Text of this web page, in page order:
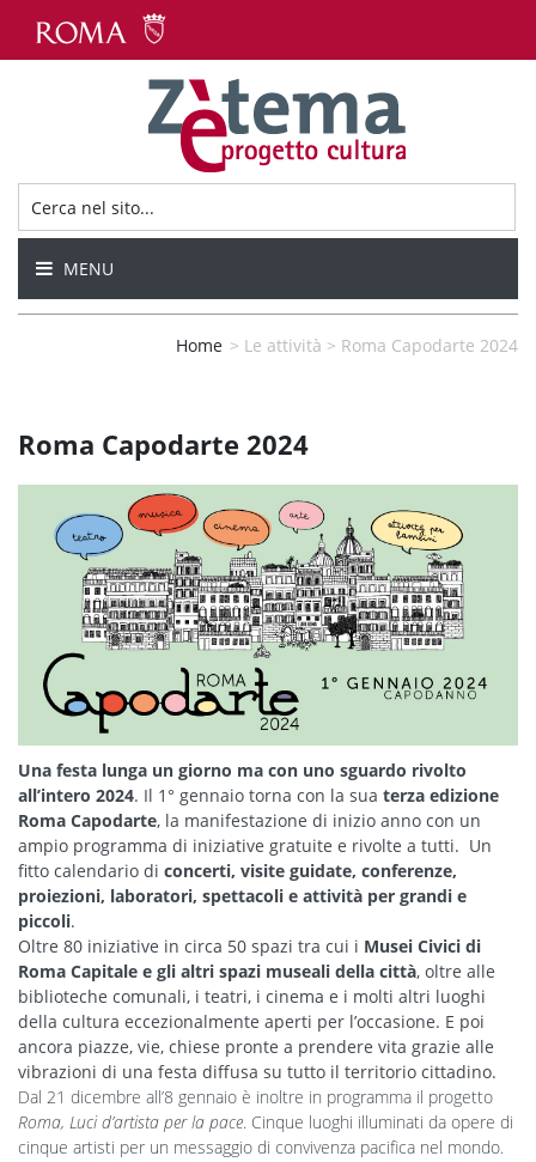
MENU
Home > Le attività > Roma Capodarte 2024
Roma Capodarte 2024
Una festa lunga un giorno ma con uno sguardo rivolto
all’intero 2024. Il 1° gennaio torna con la sua terza edizione
Roma Capodarte, la manifestazione di inizio anno con un
ampio programma di iniziative gratuite e rivolte a tutti. Un
fitto calendario di concerti, visite guidate, conferenze,
proiezioni, laboratori, spettacoli e attività per grandi e
piccoli.
Oltre 80 iniziative in circa 50 spazi tra cui i Musei Civici di
Roma Capitale e gli altri spazi museali della città, oltre alle
biblioteche comunali, i teatri, i cinema e i molti altri luoghi
della cultura eccezionalmente aperti per l’occasione. E poi
ancora piazze, vie, chiese pronte a prendere vita grazie alle
vibrazioni di una festa diffusa su tutto il territorio cittadino.
Dal 21 dicembre all’8 gennaio è inoltre in programma il progetto
Roma, Luci d’artista per la pace. Cinque luoghi illuminati da opere di
cinque artisti per un messaggio di convivenza pacifica nel mondo.